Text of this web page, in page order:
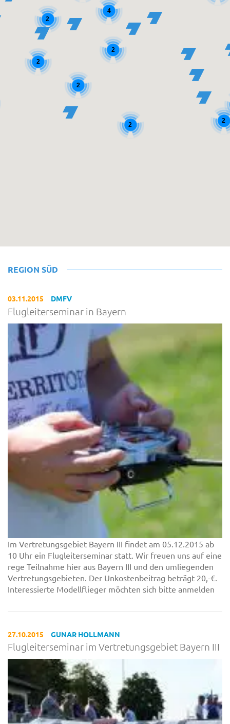
2
2
2
2
2
4
2
REGION SÜD
03.11.2015 DMFV
Flugleiterseminar in Bayern
Im Vertretungsgebiet Bayern III findet am 05.12.2015 ab
10 Uhr ein Flugleiterseminar statt. Wir freuen uns auf eine
rege Teilnahme hier aus Bayern III und den umliegenden
Vertretungsgebieten. Der Unkostenbeitrag beträgt 20,-€.
Interessierte Modellflieger möchten sich bitte anmelden
27.10.2015 GUNAR HOLLMANN
Flugleiterseminar im Vertretungsgebiet Bayern III